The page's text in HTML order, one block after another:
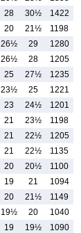
28 30½
1422
20 21½
1198
26½ 29
1280
26½ 28
1205
25 27½
1235
23½ 25
1221
23 24½
1201
21 23½
1198
21 22½
1205
21 22½
1135
20 20½
1100
19 21
1094
20 21½
1149
19½ 20
1040
19 19½
1090